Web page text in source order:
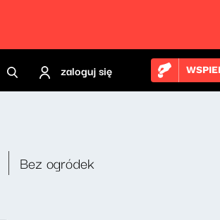
zaloguj się
Bez ogródek